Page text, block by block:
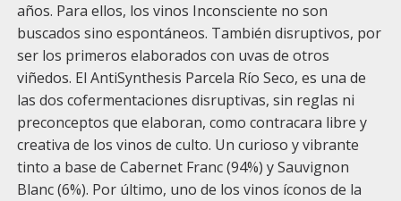
años. Para ellos, los vinos Inconsciente no son
buscados sino espontáneos. También disruptivos, por
ser los primeros elaborados con uvas de otros
viñedos. El AntiSynthesis Parcela Río Seco, es una de
las dos cofermentaciones disruptivas, sin reglas ni
preconceptos que elaboran, como contracara libre y
creativa de los vinos de culto. Un curioso y vibrante
tinto a base de Cabernet Franc (94%) y Sauvignon
Blanc (6%). Por último, uno de los vinos íconos de la